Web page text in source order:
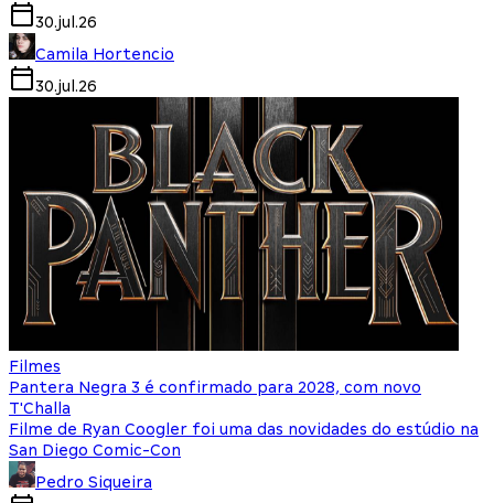
30.jul.26
Camila Hortencio
30.jul.26
Filmes
Pantera Negra 3 é confirmado para 2028, com novo
T'Challa
Filme de Ryan Coogler foi uma das novidades do estúdio na
San Diego Comic-Con
Pedro Siqueira